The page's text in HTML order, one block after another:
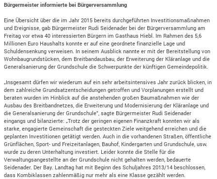
Bürgermeister informierte bei Bürgerversammlung
Eine Übersicht über die im Jahr 2015 bereits durchgeführten Investitionsmaßnahmen
und Ereignisse, gab Bürgermeister Rudi Seidenader bei der Bürgerversammlung am
Freitag vor etwa 40 interessierten Bürgern im Gasthaus Hiebl. Im Rahmen des 5,6
Millionen Euro Haushalts konnte er auf eine geordnete finanzielle Lage und
Schuldensenkung verweisen. In seinem Ausblick nannte er mit der Bereitstellung von
Wohnbaugrundstücken, dem Breitbandausbau, der Erweiterung der Kläranlage und die
Generalsanierung der Grundschule die Schwerpunkte der künftigen Gemeindepolitik.
„Insgesamt dürfen wir wiederum auf ein sehr arbeitsintensives Jahr zurück blicken, in
dem zahlreiche Grundsatzentscheidungen getroffen und Vorplanungen erstellt und
beraten wurden im Hinblick auf die anstehenden großen Baumaßnahmen wie der
Ausbau des Breitbandnetzes, die Erweiterung und Modernisierung der Kläranlage und
die Generalsanierung der Grundschule", sagte Bürgermeister Rudi Seidenader
eingangs und bilanzierte: „Trotz der geringen eigenen Finanzkraft konnten wir als
starke, engagierte Gemeinschaft die gesteckten Ziele weitgehend erreichen und die
geplanten Investitionen getätigt werden. Auch in die vorhandenen Straßen, öffentliche
Grünflächen, Sport- und Freizeitanlagen, Bauhof, Kindergarten und Grundschule, usw.
wurde zu deren Unterhaltung investiert. Leider konnte die Stelle für die
Verwaltungsangestellte an der Grundschule nicht gehalten werden, bedauerte
Seidenader. Der Bay. Landtag hat mit Beginn des Schuljahres 2013/14 beschlossen,
dass Kombiklassen zahlenmäßig nur mehr als eine Klasse gezählt werden.